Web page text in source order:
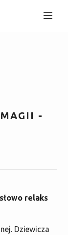
-
relaks
Dziewicza